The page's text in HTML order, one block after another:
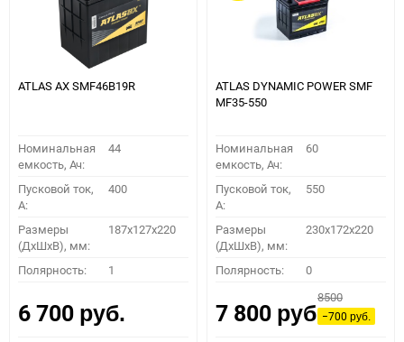
ATLAS AX SMF46B19R
Номинальная
емкость, Ач:
44
Пусковой ток,
A:
400
Размеры
(ДхШхВ), мм:
187x127x220
Полярность: 1
6 700 руб.
ATLAS DYNAMIC POWER SMF
MF35-550
Номинальная
емкость, Ач:
60
Пусковой ток,
A:
550
Размеры
(ДхШхВ), мм:
230x172x220
Полярность: 0
7 800 руб.
8500
−700руб.